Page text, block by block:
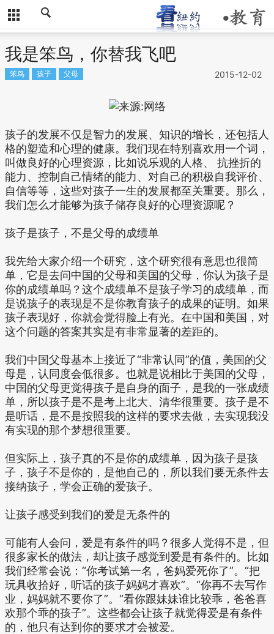
我是笨鸟，你替我飞吧
2015-12-02
笨鸟 孩子 父母
孩子的发展不仅是智力的发展、知识的增长，还包括人
格的塑造和心理的健康。我们现在特别喜欢用一个词，
叫做良好的心理资源，比如说乐观的人格、 抗挫折的
能力、控制自己情绪的能力、对自己的积极自我评价、
自信等等，这些对孩子一生的发展都至关重要。那么，
我们怎么才能够为孩子储存良好的心理资源呢？
孩子是孩子，不是父母的成绩单
我先给大家介绍一个研究，这个研究很有意思也很简
单，它是去问中国的父母和美国的父母，你认为孩子是
你的成绩单吗？这个成绩单不是孩子学习的成绩单，而
是说孩子的表现是不是你教育孩子的成果的证明。如果
孩子表现好，你就会觉得脸上有光。在中国和美国，对
这个问题的答案其实是有非常显著的差距的。
我们中国父母基本上接近了“非常认同”的值，美国的父
母是，认同度会低很多。也就是说相比于美国的父母，
中国的父母更觉得孩子是自身的面子，是我的一张成绩
单，所以孩子是不是考上北大、清华很重要。孩子是不
是听话，是不是按照我的这样的要求去做，去实现我没
有实现的那个梦想很重要。
但实际上，孩子真的不是你的成绩单，因为孩子是孩
子，孩子不是你的，是他自己的，所以我们要无条件去
接纳孩子，学会正确的爱孩子。
让孩子感受到我们的爱是无条件的
可能有人会问，爱是有条件的吗？很多人觉得不是，但
很多家长的做法，却让孩子感觉到爱是有条件的。比如
我们经常会说：“你考试第一名，爸妈爱死你了”。“把
玩具收拾好，听话的孩子妈妈才喜欢”。“你再不去写作
业，妈妈就不要你了”。“看你跟妹妹谁比较乖，爸爸喜
欢那个乖的孩子”。这些都会让孩子就觉得爱是有条件
的，他只有达到你的要求才会被爱。